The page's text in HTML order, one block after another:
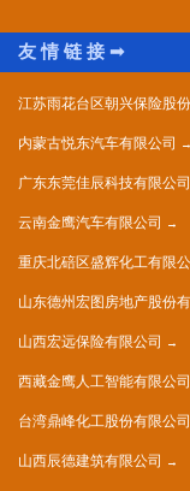
江苏雨花台区朝兴保险股
内蒙古悦东汽车有限公司
广东东莞佳辰科技有限公司
云南金鹰汽车有限公司
重庆北碚区盛辉化工有限
山东德州宏图房地产股份
山西宏远保险有限公司
西藏金鹰人工智能有限公司
台湾鼎峰化工股份有限公司
山西辰德建筑有限公司